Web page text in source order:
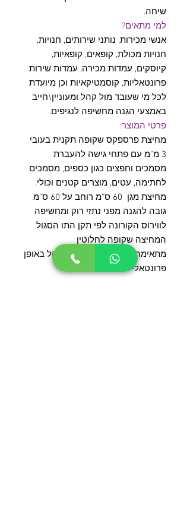
שיחה.
למי מתאים?
אנשי מכירות, נותני שירותים, חנויות,
חנויות מכולת, קופאים, קופאיות,
קיוסקים, עמדות מכירה, עמדות שירות
פרונטאליות, קוסמטיקאיות וכן מיועדת
לכל מי שעובד מול קהל ומעוניין\חייב
באמצעי הגנה מחשיפה לנגיפים.
פרטי המוצר:
מחיצת פרספקס שקופה תקנית בעובי
3 מ"מ עם פתחי גישה להעברת
מסמכים וחפצים כגון כספים, מסמכים
לחתימה, עטים, מוצרים קטנים וכולי.
מחיצת מגן 60 ס"מ רוחב על 60 ס"מ
גובה להגנה מפני נתזי רוק ומחשיפה
לווירוס הקורונה לפי תקן התו הסגול
המחיצה שקופה לחלוטין
מתאימה לכל מי שעובד מול קהל באופן
פרונטאלי